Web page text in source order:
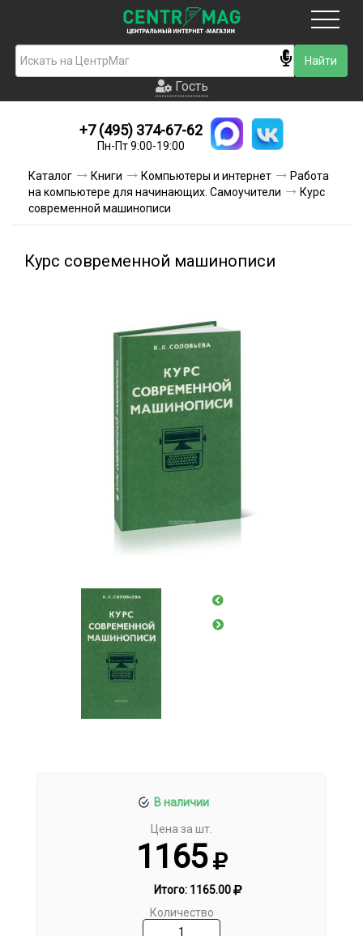
Гость
Новинки
Условия доставки
Условия оплаты
Гость
+7 (495) 374-67-62
Пн-Пт 9:00-19:00
Каталог Книги Компьютеры и интернет
Работа
на компьютере для начинающих. Самоучители
Курс
современной машинописи
Курс современной машинописи
В наличии
Цена за шт.
1165
Итого: 1165.00
Количество